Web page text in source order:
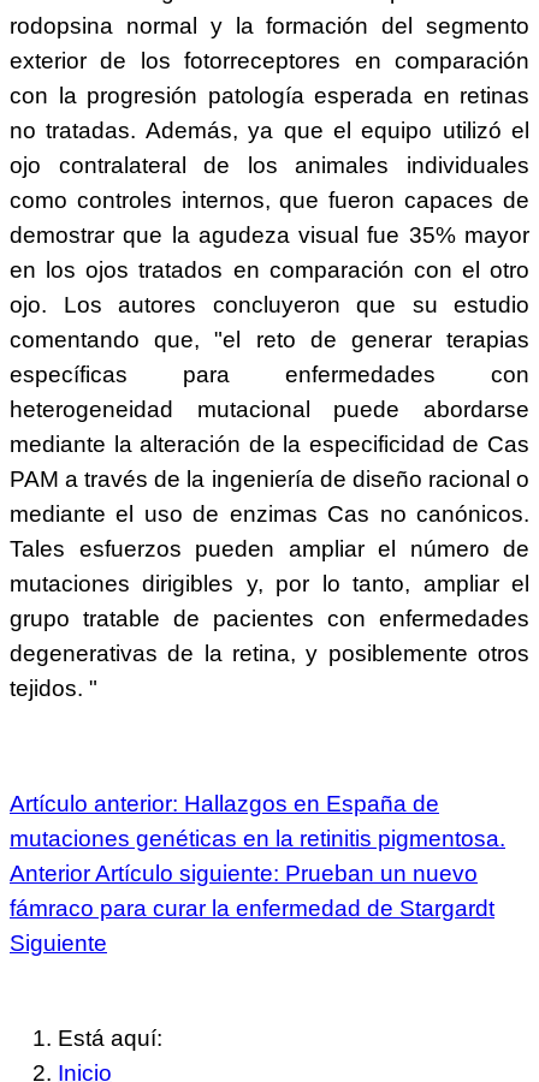
rodopsina normal y la formación del segmento
exterior de los fotorreceptores en comparación
con la progresión patología esperada en retinas
no tratadas. Además, ya que el equipo utilizó el
ojo contralateral de los animales individuales
como controles internos, que fueron capaces de
demostrar que la agudeza visual fue 35% mayor
en los ojos tratados en comparación con el otro
ojo. Los autores concluyeron que su estudio
comentando que, "el reto de generar terapias
específicas para enfermedades con
heterogeneidad mutacional puede abordarse
mediante la alteración de la especificidad de Cas
PAM a través de la ingeniería de diseño racional o
mediante el uso de enzimas Cas no canónicos.
Tales esfuerzos pueden ampliar el número de
mutaciones dirigibles y, por lo tanto, ampliar el
grupo tratable de pacientes con enfermedades
degenerativas de la retina, y posiblemente otros
tejidos. "
Artículo anterior: Hallazgos en España de
mutaciones genéticas en la retinitis pigmentosa.
AnteriorArtículo siguiente: Prueban un nuevo
fámraco para curar la enfermedad de Stargardt
Siguiente
Está aquí:
Inicio